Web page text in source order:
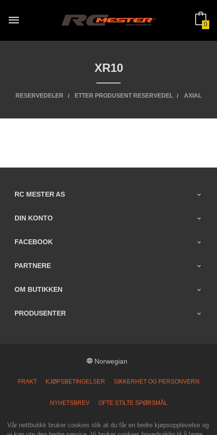
innholdet
0
XR10
RESERVEDELER ETTER PRODUSENT RESERVEDEL AXIAL
RC MESTER AS
DIN KONTO
FACEBOOK
PARTNERE
OM BUTIKKEN
PRODUSENTER
Norwegian
FRAKT KJØPSBETINGELSER SIKKERHET OG PERSONVERN
NYHETSBREV OFTE STILTE SPØRSMÅL
Vår nettbutikk bruker cookies slik at du får en bedre kjøpsopplevelse og